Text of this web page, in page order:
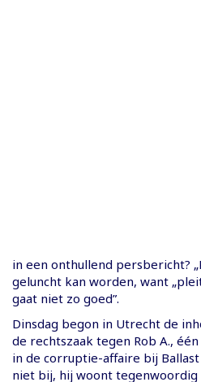
in een onthullend persbericht?
geluncht kan worden, want
gaat niet zo goed”.
Dinsdag begon in Utrecht de
de rechtszaak tegen Rob A.,
in de corruptie-affaire bij
niet bij, hij woont tegenwoordig